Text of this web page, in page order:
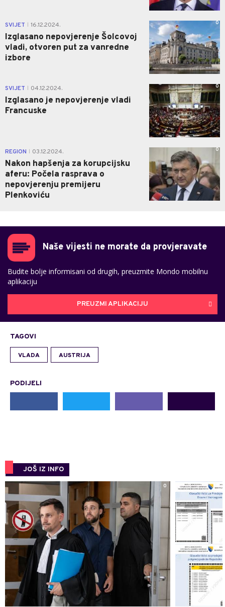
SVIJET 16.12.2024.
Izglasano nepovjerenje Šolcovoj
vladi, otvoren put za vanredne
izbore
0
SVIJET 04.12.2024.
Izglasano je nepovjerenje vladi
Francuske
0
REGION 03.12.2024.
Nakon hapšenja za korupcijsku
aferu: Počela rasprava o
nepovjerenju premijeru
Plenkoviću
0
Naše vijesti ne morate da provjeravate
Budite bolje informisani od drugih, preuzmite Mondo mobilnu
aplikaciju
PREUZMI APLIKACIJU
TAGOVI
VLADA AUSTRIJA
PODIJELI
JOŠ IZ INFO
0